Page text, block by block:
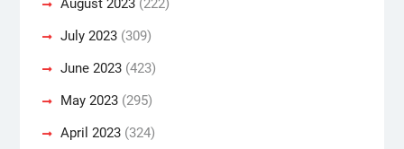
July 2023(309)
June 2023(423)
May 2023(295)
April 2023(324)